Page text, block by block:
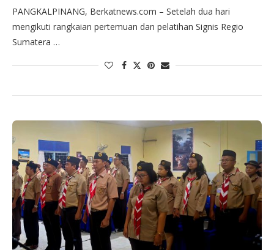
PANGKALPINANG, Berkatnews.com – Setelah dua hari
mengikuti rangkaian pertemuan dan pelatihan Signis Regio
Sumatera …